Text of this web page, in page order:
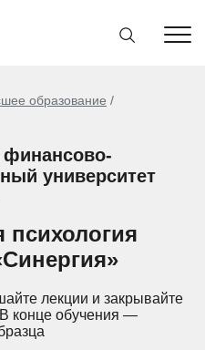
образование
финансово-
университет
психология
лекции и закрывайте
В конце обучения —